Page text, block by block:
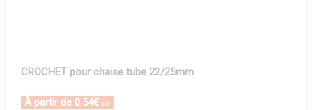
CROCHET pour chaise tube 22/25mm
À partir de 0.54€ HT